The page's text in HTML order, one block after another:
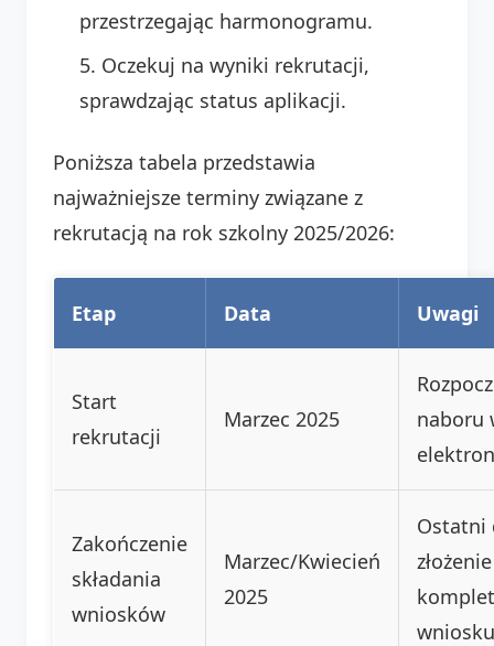
przestrzegając harmonogramu.
Oczekuj na wyniki rekrutacji,
sprawdzając status aplikacji.
Poniższa tabela przedstawia
najważniejsze terminy związane z
rekrutacją na rok szkolny 2025/2026:
Etap Data Uwagi
Start
rekrutacji
Marzec 2025
naboru
Zakończenie
składania
wniosków
Marzec/Kwiecień
2025
Ostatni
złożenie
wniosku